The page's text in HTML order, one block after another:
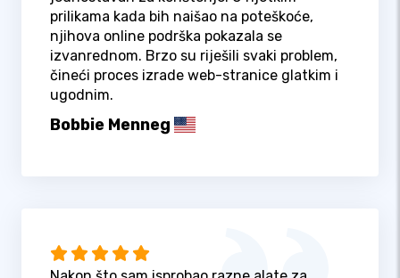
prilikama kada bih naišao na poteškoće,
njihova online podrška pokazala se
izvanrednom. Brzo su riješili svaki problem,
čineći proces izrade web-stranice glatkim i
ugodnim.
Bobbie Menneg